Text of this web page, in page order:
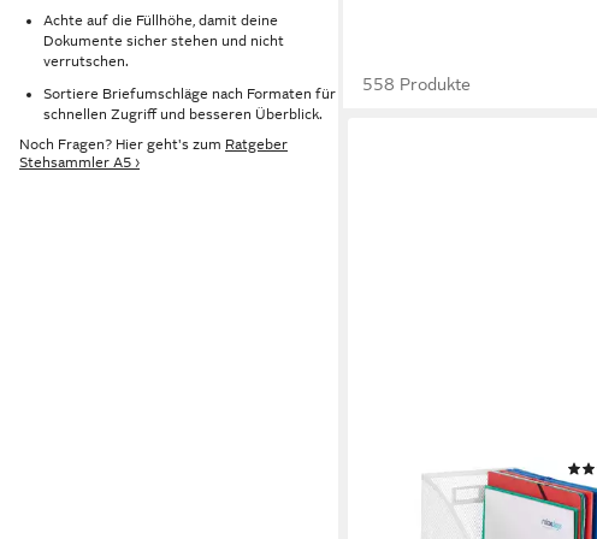
Achte auf die Füllhöhe, damit deine
Dokumente sicher stehen und nicht
verrutschen.
Sortiere Briefumschläge nach Formaten für
schnellen Zugriff und besseren Überblick.
Noch Fragen? Hier geht's zum Ratgeber
Stehsammler A5 ›
558 Produkte
RELAXDAYS
Stehsammler Metall
UVP 29,99 €